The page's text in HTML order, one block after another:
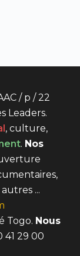
/ p / 22
Leaders.
, culture,
. Nos
...
Togo. Nous
41 29 00